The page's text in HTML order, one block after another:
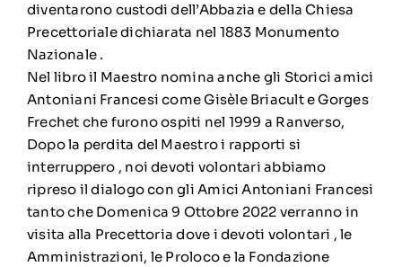
diventarono custodi dell’Abbazia e della Chiesa
Precettoriale dichiarata nel 1883 Monumento
Nazionale .
Nel libro il Maestro nomina anche gli Storici amici
Antoniani Francesi come Gisèle Briacult e Gorges
Frechet che furono ospiti nel 1999 a Ranverso,
Dopo la perdita del Maestro i rapporti si
interruppero , noi devoti volontari abbiamo
ripreso il dialogo con gli Amici Antoniani Francesi
tanto che Domenica 9 Ottobre 2022 verranno in
visita alla Precettoria dove i devoti volontari , le
Amministrazioni, le Proloco e la Fondazione